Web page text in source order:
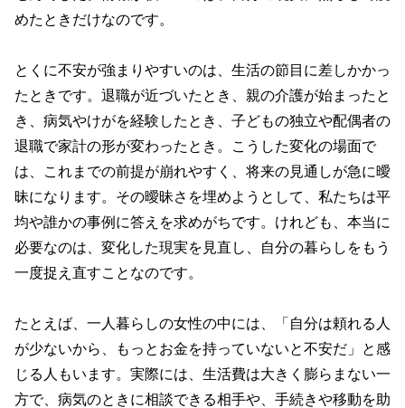
めたときだけなのです。
とくに不安が強まりやすいのは、生活の節目に差しかかっ
たときです。退職が近づいたとき、親の介護が始まったと
き、病気やけがを経験したとき、子どもの独立や配偶者の
退職で家計の形が変わったとき。こうした変化の場面で
は、これまでの前提が崩れやすく、将来の見通しが急に曖
昧になります。その曖昧さを埋めようとして、私たちは平
均や誰かの事例に答えを求めがちです。けれども、本当に
必要なのは、変化した現実を見直し、自分の暮らしをもう
一度捉え直すことなのです。
たとえば、一人暮らしの女性の中には、「自分は頼れる人
が少ないから、もっとお金を持っていないと不安だ」と感
じる人もいます。実際には、生活費は大きく膨らまない一
方で、病気のときに相談できる相手や、手続きや移動を助